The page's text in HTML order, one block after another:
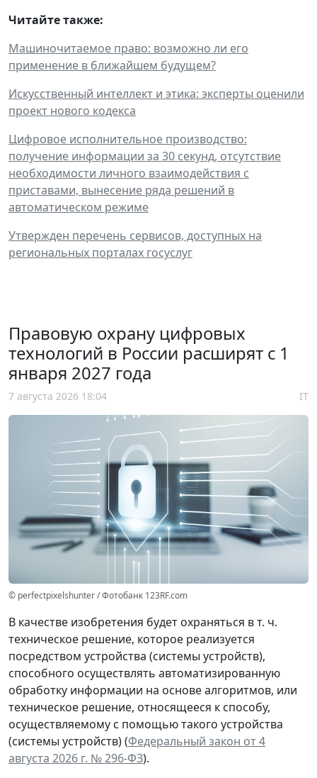
Читайте также:
Машиночитаемое право: возможно ли его
применение в ближайшем будущем?
Искусственный интеллект и этика: эксперты оценили
проект нового кодекса
Цифровое исполнительное производство:
получение информации за 30 секунд, отсутствие
необходимости личного взаимодействия с
приставами, вынесение ряда решений в
автоматическом режиме
Утвержден перечень сервисов, доступных на
региональных порталах госуслуг
Правовую охрану цифровых
технологий в России расширят с 1
января 2027 года
7 августа 2026 18:04 IT
© perfectpixelshunter / Фотобанк 123RF.com
В качестве изобретения будет охраняться в т. ч.
техническое решение, которое реализуется
посредством устройства (системы устройств),
способного осуществлять автоматизированную
обработку информации на основе алгоритмов, или
техническое решение, относящееся к способу,
осуществляемому с помощью такого устройства
(системы устройств) (Федеральный закон от 4
августа 2026 г. № 296-ФЗ).